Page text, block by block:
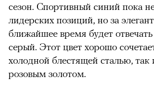
сезон. Спортивный синий пока
лидерских позиций, но за
ближайшее время будет
серый. Этот цвет хорошо
холодной блестящей сталью,
розовым золотом.